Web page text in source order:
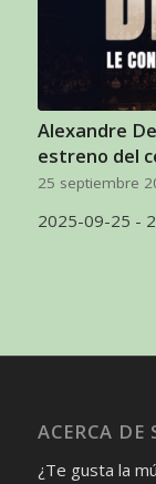
Alexandre
estreno del
25 septiembre
2025-09-25 -
ACERCA DE
¿Te gusta la